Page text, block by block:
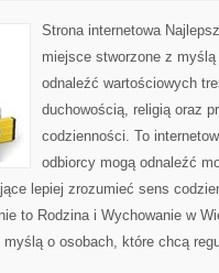
Strona internetowa
miejsce stworzone z
odnaleźć wartościowych
duchowością, religią oraz
codzienności. To
odbiorcy mogą odnaleźć
lepiej zrozumieć sens
to Rodzina i Wychowanie w
myślą o osobach, które chcą